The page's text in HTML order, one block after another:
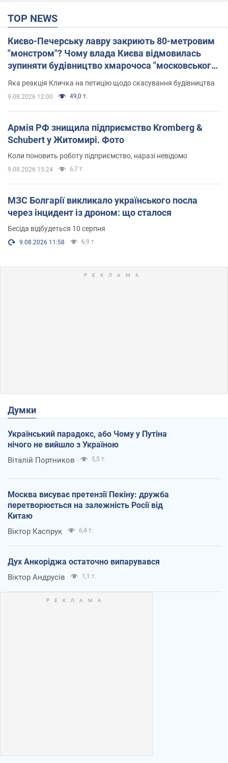
TOP NEWS
Києво-Печерську лавру закриють 80-метровим
"монстром"? Чому влада Києва відмовилась
зупиняти будівництво хмарочоса "московського
вірянина"
Яка реакція Кличка на петицію щодо скасування будівництва
9.08.2026 12:00 49,0 т.
Армія РФ знищила підприємство Kromberg &
Schubert у Житомирі. Фото
Коли поновить роботу підприємство, наразі невідомо
9.08.2026 15:24 6,7 т.
МЗС Болгарії викликало українського посла
через інцидент із дроном: що сталося
Бесіда відбудеться 10 серпня
9.08.2026 11:58 6,9 т.
Думки
Український парадокс, або Чому у Путіна
нічого не вийшло з Україною
Віталій Портников 5,5 т.
Москва висуває претензії Пекіну: дружба
перетворюється на залежність Росії від
Китаю
Віктор Каспрук 6,4 т.
Дух Анкоріджа остаточно випарувався
Віктор Андрусів 1,1 т.